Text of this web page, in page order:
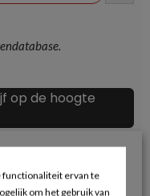
op de hoogte
functionaliteit ervan te
om het gebruik van